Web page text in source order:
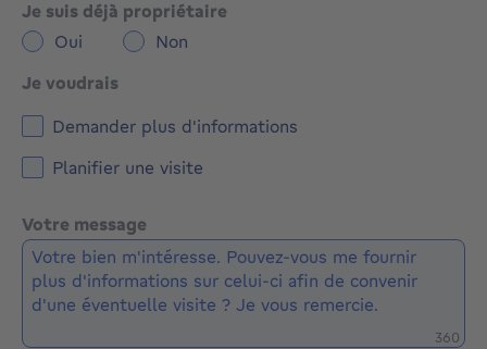
Je suis déjà propriétaire
Oui
Non
Je voudrais
Demander plus d'informations
Planifier une visite
Votre message
360